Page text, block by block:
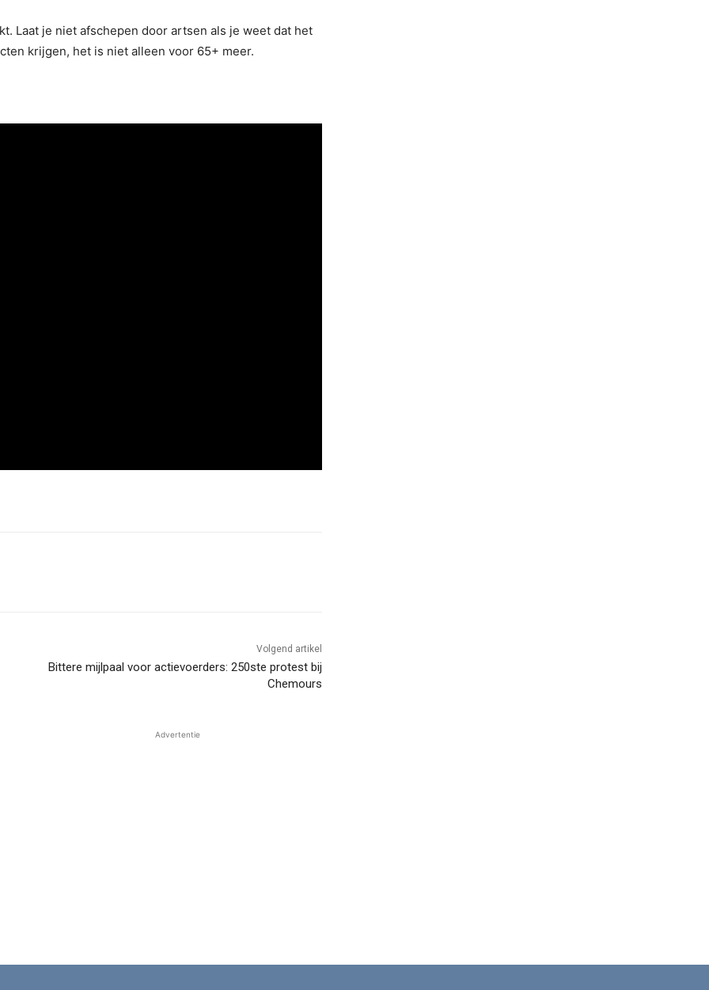
Laat je niet afschepen door artsen als je weet dat het
krijgen, het is niet alleen voor 65+ meer.
Volgend artikel
Bittere mijlpaal voor actievoerders: 250ste protest bij
Chemours
Advertentie